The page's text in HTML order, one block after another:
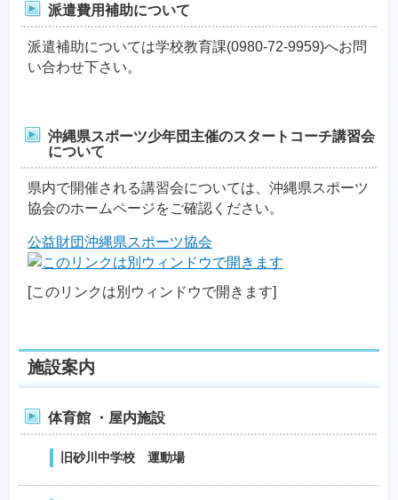
派遣費用補助について
派遣補助については学校教育課(0980-72-9959)へお問
い合わせ下さい。
沖縄県スポーツ少年団主催のスタートコーチ講習会
について
県内で開催される講習会については、沖縄県スポーツ
協会のホームページをご確認ください。
公益財団沖縄県スポーツ協会
[このリンクは別ウィンドウで開きます]
施設案内
体育館 ・屋内施設
旧砂川中学校 運動場